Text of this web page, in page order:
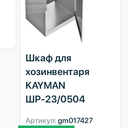
Шкаф для
хозинвентаря
KAYMAN
ШР-23/0504
Артикул: gm017427